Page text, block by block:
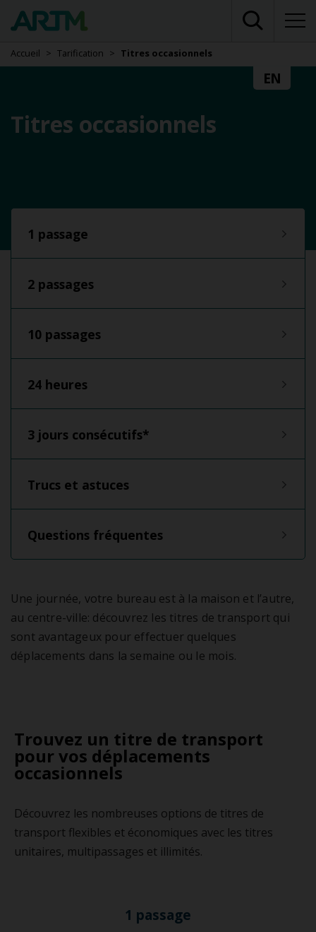
Accueil Tarification Titres occasionnels
Titres occasionnels
EN
1 passage
2 passages
10 passages
24 heures
3 jours consécutifs*
Trucs et astuces
Questions fréquentes
Une journée, votre bureau est à la maison et l’autre,
au centre-ville: découvrez les titres de transport qui
sont avantageux pour effectuer quelques
déplacements dans la semaine ou le mois.
Trouvez un titre de transport
pour vos déplacements
occasionnels
Découvrez les nombreuses options de titres de
transport flexibles et économiques avec les titres
unitaires, multipassages et illimités.
1 passage